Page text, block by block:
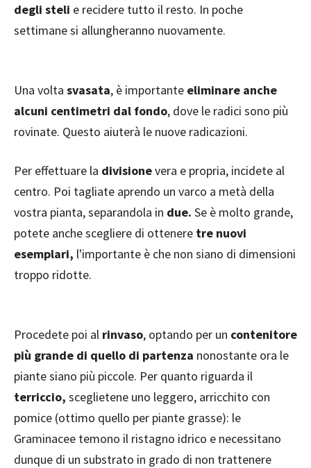
degli steli e recidere tutto il resto. In poche
settimane si allungheranno nuovamente.
Una volta svasata, è importante eliminare anche
alcuni centimetri dal fondo, dove le radici sono più
rovinate. Questo aiuterà le nuove radicazioni.
Per effettuare la divisionevera e propria, incidete al
centro. Poi tagliate aprendo un varco a metà della
vostra pianta, separandola in due. Se è molto grande,
potete anche scegliere di ottenere tre nuovi
esemplari, l'importante è che non siano di dimensioni
troppo ridotte.
Procedete poi al rinvaso, optando per un contenitore
più grande di quello di partenza nonostante ora le
piante siano più piccole. Per quanto riguarda il
terriccio, sceglietene uno leggero, arricchito con
pomice (ottimo quello per piante grasse): le
Graminacee temono il ristagno idrico e necessitano
dunque di un substrato in grado di non trattenere